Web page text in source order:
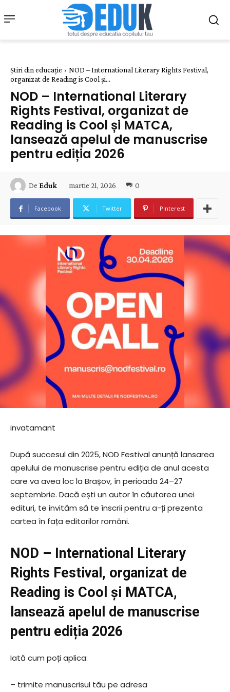
Știri din educație
NOD – International Literary Rights Festival,
organizat de Reading is Cool și...
NOD – International Literary
Rights Festival, organizat de
Reading is Cool și MATCA,
lansează apelul de manuscrise
pentru ediția 2026
De Eduk martie 21, 2026 0
Facebook Twitter Pinterest
invatamant
După succesul din 2025, NOD Festival anunță lansarea
apelului de manuscrise pentru ediția de anul acesta
care va avea loc la Brașov, în perioada 24–27
septembrie. Dacă ești un autor în căutarea unei
edituri, te invităm să te înscrii pentru a-ți prezenta
cartea în fața editorilor români.
NOD – International Literary
Rights Festival, organizat de
Reading is Cool și MATCA,
lansează apelul de manuscrise
pentru ediția 2026
Iată cum poți aplica:
– trimite manuscrisul tău pe adresa